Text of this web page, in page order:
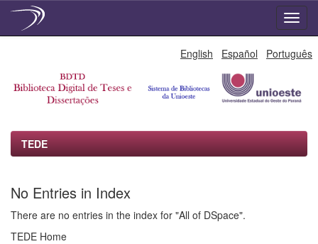
English Español Português
TEDE
No Entries in Index
There are no entries in the index for "All of DSpace".
TEDE Home